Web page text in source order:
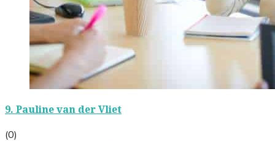
9. Pauline van der Vliet
(0)